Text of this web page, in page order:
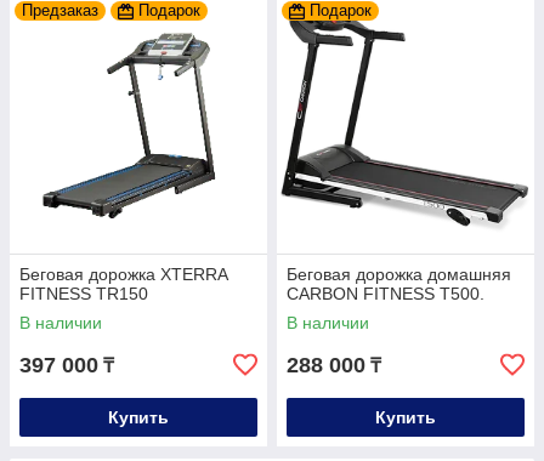
Предзаказ Подарок
Беговая дорожка XTERRA
FITNESS TR150
В наличии
397 000 ₸
Купить
Подарок
Беговая дорожка домашняя
CARBON FITNESS T500.
В наличии
288 000 ₸
Купить